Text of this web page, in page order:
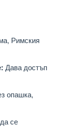
Римския
Дава достъп
опашка,
се